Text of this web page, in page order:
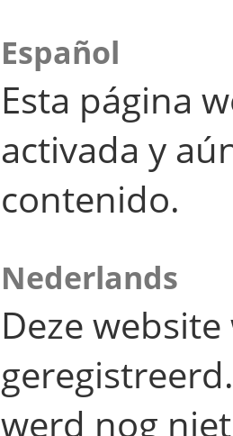
Español
Esta página
activada y
contenido.
Nederlands
Deze
werd nog